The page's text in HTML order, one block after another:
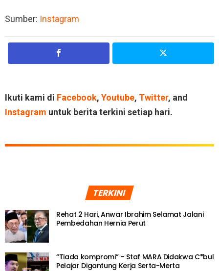
Sumber: Instagram
Ikuti kami di Facebook, Youtube, Twitter, and
Instagram untuk berita terkini setiap hari.
TERKINI
Rehat 2 Hari, Anwar Ibrahim Selamat Jalani
Pembedahan Hernia Perut
“Tiada kompromi” – Staf MARA Didakwa C*bul
Pelajar Digantung Kerja Serta-Merta